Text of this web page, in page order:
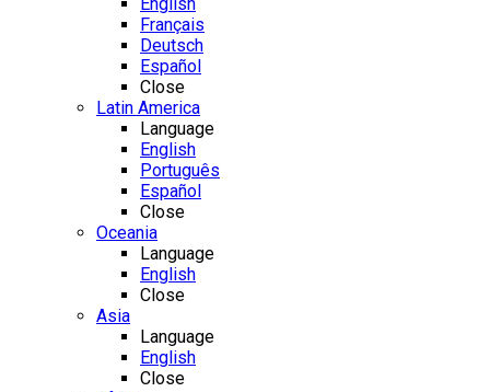
Français
Deutsch
Español
Close
Latin America
Language
English
Português
Español
Close
Oceania
Language
English
Close
Asia
Language
English
Close